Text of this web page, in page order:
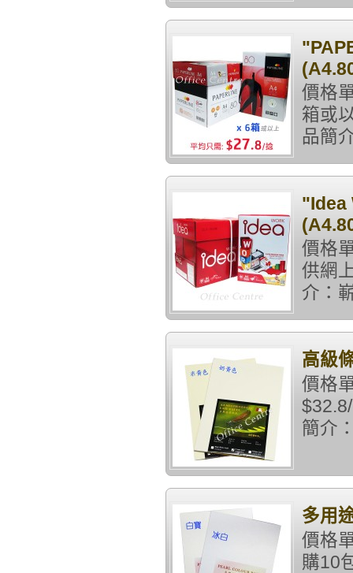
價格
箱或
品簡
"Idea
價格
供網
介：
高級
價格
簡介
多用
價格
購10